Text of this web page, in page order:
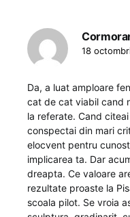
18
Da, a luat amploare
cat de cat viabil cand
la referate. Cand
conspectai din mari
elocvent pentru
implicarea ta. Dar
dreapta. Ce valoare
rezultate proaste la
scoala pilot. Se vroia